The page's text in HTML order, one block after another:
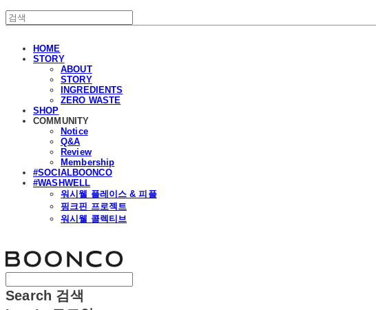
HOME
STORY
ABOUT
STORY
INGREDIENTS
ZERO WASTE
SHOP
COMMUNITY
Notice
Q&A
Review
Membership
#SOCIALBOONCO
#WASHWELL
워시웰 플레이스 & 피플
핑크핀 프로젝트
워시웰 콜렉티브
Search 검색